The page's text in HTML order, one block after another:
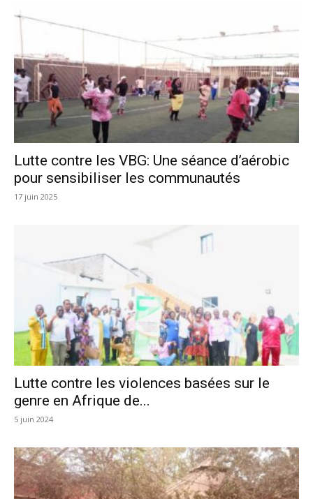
Lutte contre les VBG: Une séance d’aérobic
pour sensibiliser les communautés
17 juin 2025
Lutte contre les violences basées sur le
genre en Afrique de...
5 juin 2024